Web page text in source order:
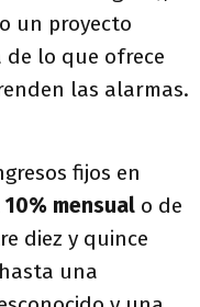
un proyecto
de lo que ofrece
las alarmas.
fijos en
10% mensual o de
diez y quince
una